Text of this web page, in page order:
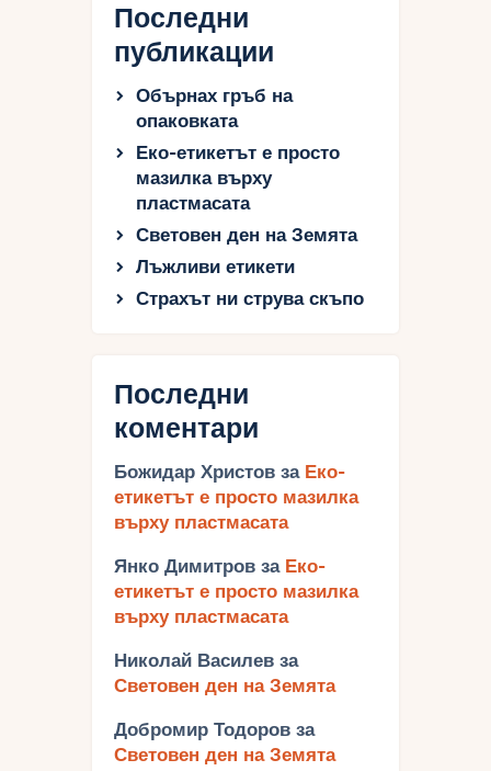
Последни
публикации
Обърнах гръб на
опаковката
Еко-етикетът е просто
мазилка върху
пластмасата
Световен ден на Земята
Лъжливи етикети
Страхът ни струва скъпо
Последни
коментари
Божидар Христов за Еко-
етикетът е просто мазилка
върху пластмасата
Янко Димитров за Еко-
етикетът е просто мазилка
върху пластмасата
Николай Василев за
Световен ден на Земята
Добромир Тодоров за
Световен ден на Земята